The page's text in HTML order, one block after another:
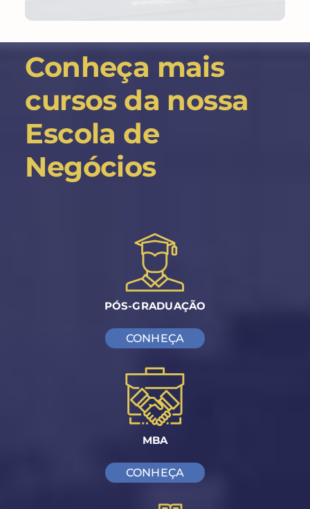
Conheça mais
cursos da nossa
Escola de
Negócios
PÓS-GRADUAÇÃO
CONHEÇA
MBA
CONHEÇA